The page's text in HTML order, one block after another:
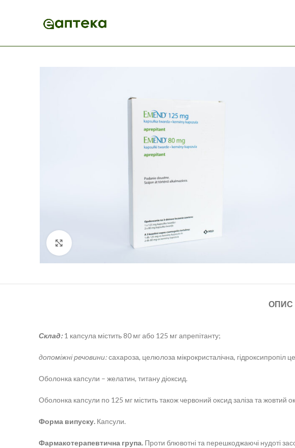
ОПИС
Склад:1 капсула містить 80 мг або 125 мг апрепітанту;
допоміжні речовини:сахароза, целюлоза мікрокристалічна, гідроксипропіл
Оболонка капсули – желатин, титану діоксид.
Оболонка капсули по 125 мг містить також червоний оксид заліза та жовтий
Форма випуску. Капсули.
Фармакотерапевтична група. Проти блювотні та перешкоджаючі нудоті